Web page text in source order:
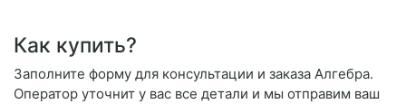
Как купить?
Заполните форму для консультации и заказа Алгебра.
Оператор уточнит у вас все детали и мы отправим ваш